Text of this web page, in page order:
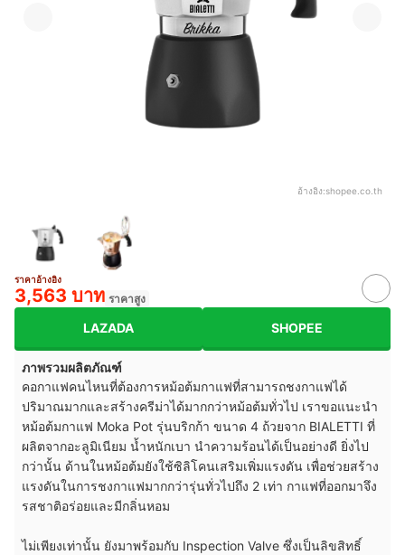
อ้างอิง:shopee.co.th
ราคาอ้างอิง
3,563 บาท ราคาสูง
LAZADA SHOPEE
ภาพรวมผลิตภัณฑ์
คอกาแฟคนไหนที่ต้องการหม้อต้มกาแฟที่สามารถชงกาแฟได้
ปริมาณมากและสร้างครีม่าได้มากกว่าหม้อต้มทั่วไป เราขอแนะนำ
หม้อต้มกาแฟ Moka Pot รุ่นบริกก้า ขนาด 4 ถ้วยจาก BIALETTI ที่
ผลิตจากอะลูมิเนียม น้ำหนักเบา นำความร้อนได้เป็นอย่างดี ยิ่งไป
กว่านั้น ด้านในหม้อต้มยังใช้ซิลิโคนเสริมเพิ่มแรงดัน เพื่อช่วยสร้าง
แรงดันในการชงกาแฟมากกว่ารุ่นทั่วไปถึง 2 เท่า กาแฟที่ออกมาจึง
รสชาติอร่อยและมีกลิ่นหอม
ไม่เพียงเท่านั้น ยังมาพร้อมกับ Inspection Valve ซึ่งเป็นลิขสิทธิ์